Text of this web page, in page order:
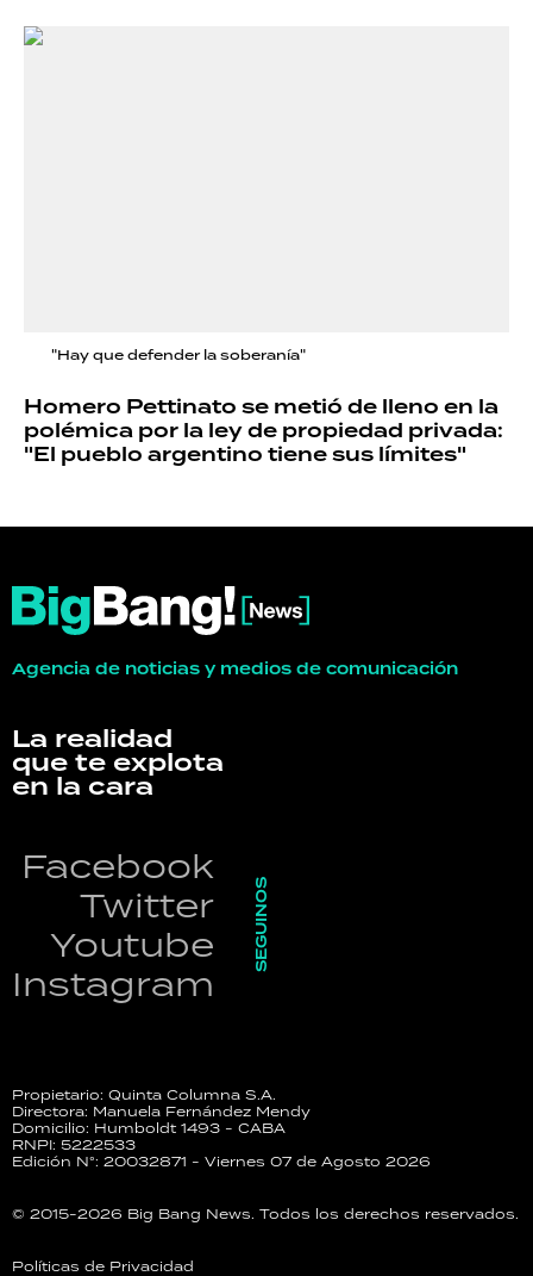
"Hay que defender la soberanía"
Homero Pettinato se metió de lleno en la
polémica por la ley de propiedad privada:
"El pueblo argentino tiene sus límites"
Agencia de noticias y medios de comunicación
La realidad
que te explota
en la cara
Facebook
Twitter
Youtube
Instagram
SEGUINOS
Propietario: Quinta Columna S.A.
Directora: Manuela Fernández Mendy
Domicilio: Humboldt 1493 - CABA
RNPI: 5222533
Edición N°: 20032871 - Viernes 07 de Agosto 2026
© 2015-2026 Big Bang News. Todos los derechos reservados.
Políticas de Privacidad